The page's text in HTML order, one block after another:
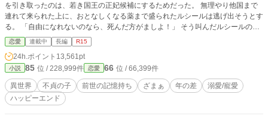
を引き取ったのは、若き国王の正妃候補にするためだった。 無理やり他国まで
連れて来られた上に、おとなしくなる薬まで盛られたルシールは逃げ出そうとす
る。 「自由になれないのなら、死んだ方がましよ！」 そう叫んだルシールの言
葉を信じずに国王レオンハルトは剣を差し出してしまった。 迷わず剣で自分の
身体を切りつけたルシールは、意識を失いながら前世がレオンハルトの婚約者候
補だったことを思い出していた。
恋愛 連載中 長編 R15
24h.ポイント 13,561pt
小説 85 位 / 228,999件 恋愛 66 位 / 66,399件
異世界 不貞の子 前世の記憶持ち ざまぁ 年の差
溺愛/寵愛
ハッピーエンド